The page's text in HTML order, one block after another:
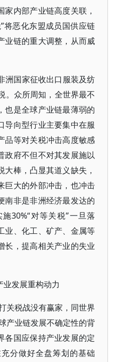
内部产业链高度关联，
将恶化东盟成员国供应链
业链的重大调整，从而威
洲国家征收出口服装及纺
。众所周知，全世界最不
也是全球产业链最薄弱的
导向型行业主要集中在服
品等对关税冲击高度敏感
政府不但不对其发展施以
棒，凸显其道义缺失，
巨大的外部冲击，也冲击
南非是非洲经济最发达的
30%“对等关税”一旦落
业、化工、矿产、金属等
长，提高相关产业的失业
发展重构动力
关税战没有赢家，同世界
产业链发展不确定性的背
各国应保持产业发展的定
分做好全盘筹划的基础